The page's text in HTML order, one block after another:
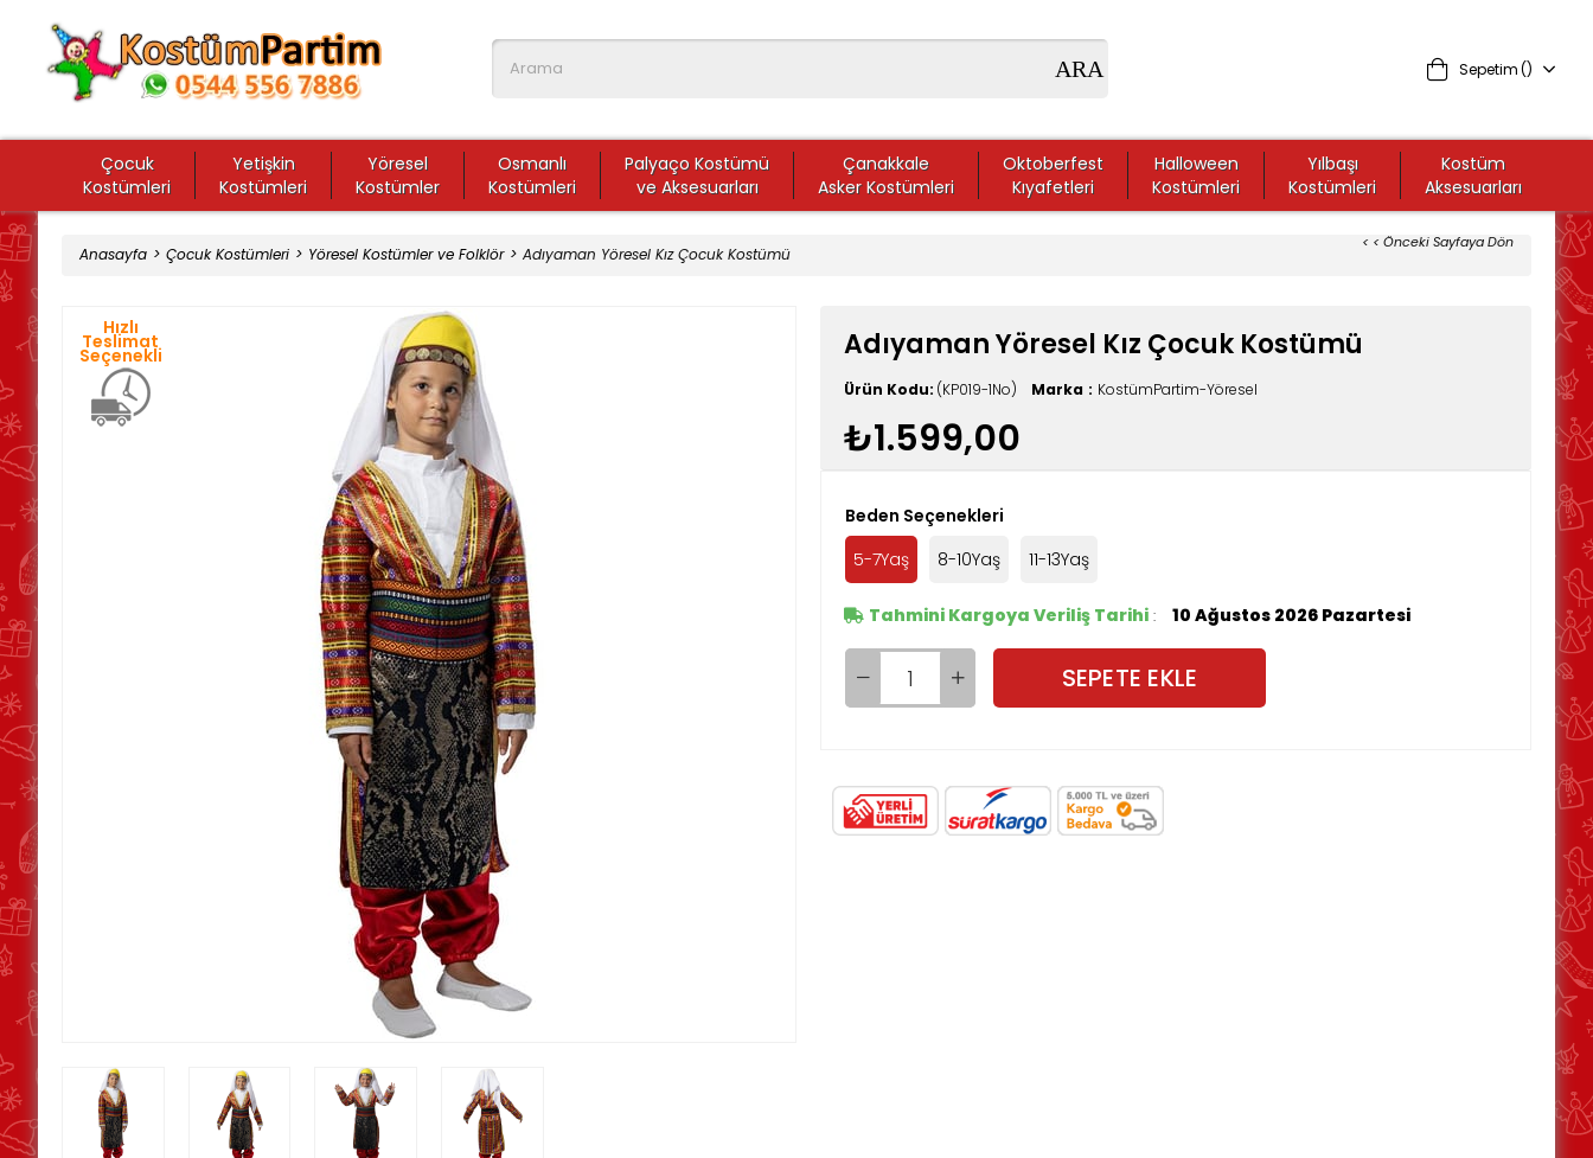
Sepetim
Çocuk
Kostümleri
Yetişkin
Kostümleri
Yöresel
Kostümler
Osmanlı
Kostümleri
Palyaço Kostümü
ve Aksesuarları
Çanakkale
Asker Kostümleri
Oktoberfest
Kıyafetleri
Halloween
Kostümleri
Yılbaşı
Kostümleri
Kostüm
Aksesuarları
Anasayfa Çocuk Kostümleri Yöresel Kostümler ve Folklör Adıyaman Yöresel Kız Çocuk Kostümü
< < Önceki Sayfaya Dön
Hızlı
Teslimat
Seçenekli Adıyaman Yöresel Kız Çocuk Kostümü
(KP019-1No) Marka : KostümPartim-Yöresel
₺1.599,00
Beden Seçenekleri
5-7Yaş
8-10Yaş 11-13Yaş
Tahmini Kargoya Veriliş Tarihi : 10 Ağustos 2026 Pazartesi